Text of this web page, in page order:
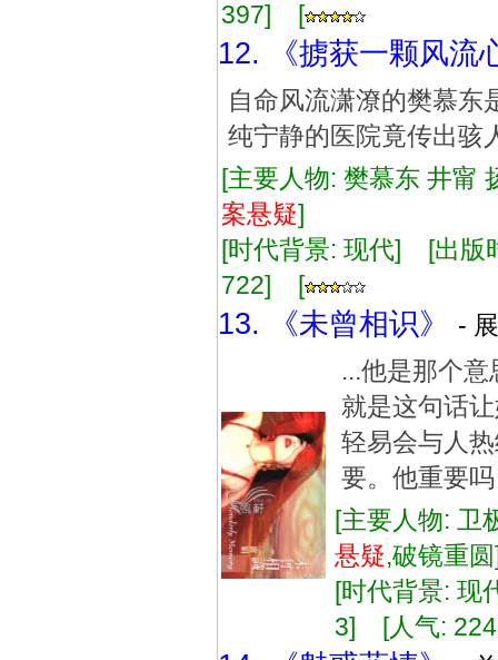
397] [
12. 《掳获一颗风流
自命风流潇潦的樊慕东
纯宁静的医院竟传出骇
[主要人物: 樊慕东 井
案悬疑]
[时代背景: 现代] [出
722] [
13. 《未曾相识》
-
...他是那个
就是这句话
轻易会与人
要。他重要
[主要人物:
悬疑,破镜重
[时代背景:
3] [人气: